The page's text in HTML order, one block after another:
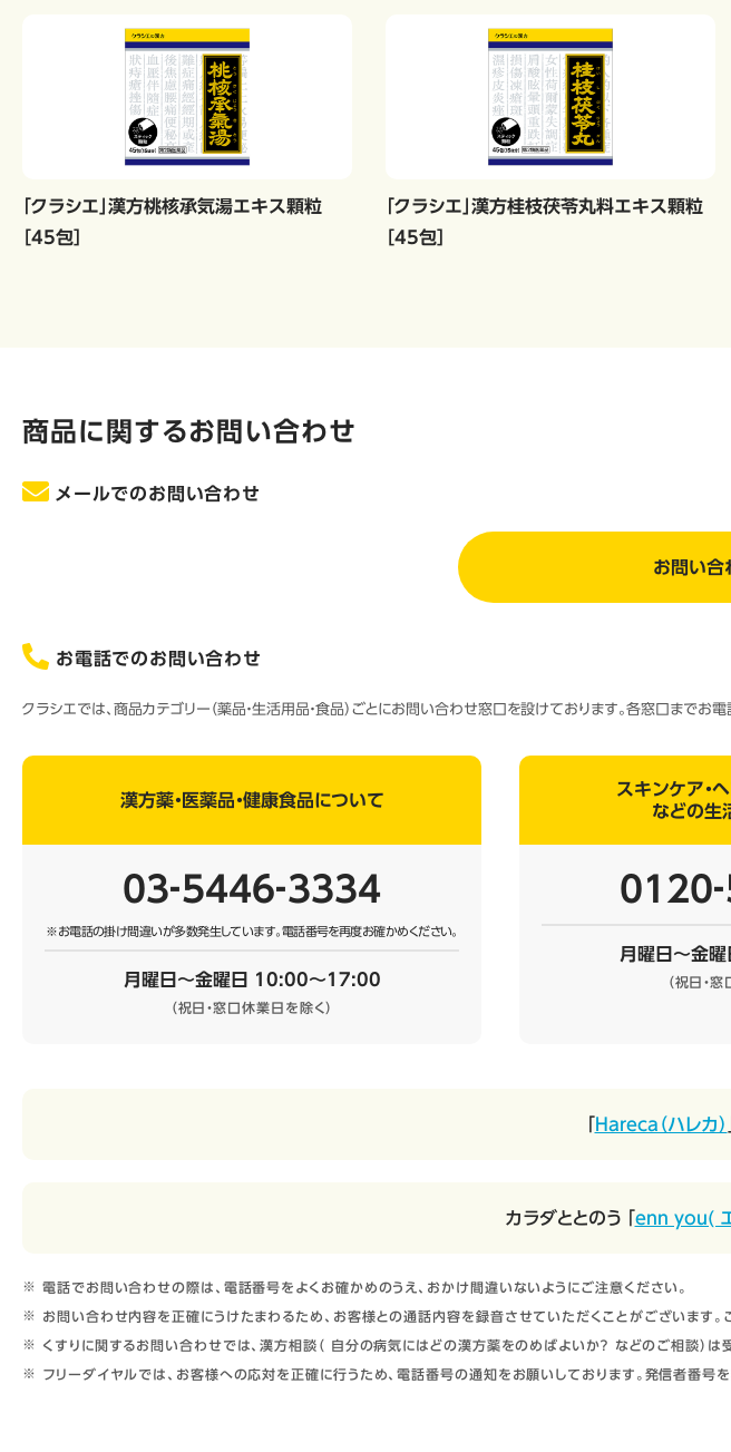
「クラシエ」漢方桃核承気湯エキス顆粒
［45包］
「クラシエ」漢方桂枝茯苓丸料エキス顆粒
［45包］
商品に関するお問い合わせ
メールでのお問い合わせ
お問い合
お電話でのお問い合わせ
クラシエでは、商品カテゴリー（薬品・生活用品・食品）ごとにお問い合わせ窓口を設けております。各窓口までお
漢方薬・医薬品・健康食品について
03‐5446‐3334
※お電話の掛け間違いが多数発生しています。電話番号を再度お確かめください。
月曜日～金曜日 10:00～17:00
（祝日・窓口休業日を除く）
スキンケア・
などの生
月曜日～金
（祝日・
Hareca（ハレカ）
カラダととのう 「 enn you(
電話でお問い合わせの際は、電話番号をよくお確かめのうえ、おかけ間違いないようにご注意ください。
お問い合わせ内容を正確にうけたまわるため、お客様との通話内容を録音させていただくことがございます。
くすりに関するお問い合わせでは、漢方相談（ 自分の病気にはどの漢方薬をのめばよいか？ などのご相談）は
フリーダイヤルでは、お客様への応対を正確に行うため、電話番号の通知をお願いしております。発信者番